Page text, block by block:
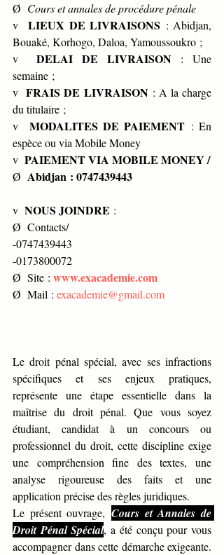
Ø Cours et annales de procédure pénale
v LIEUX DE LIVRAISONS : Abidjan,
Bouaké, Korhogo, Daloa, Yamoussoukro ;
v DELAI DE LIVRAISON : Une
semaine ;
v FRAIS DE LIVRAISON : A la charge
du titulaire ;
v MODALITES DE PAIEMENT : En
espèce ou via Mobile Money
v PAIEMENT VIA MOBILE MONEY /
Ø Abidjan : 0747439443
v NOUS JOINDRE :
Ø  Contacts/
-0747439443
-0173800072
Ø  Site : www.exacademie.com
Ø  Mail : exacademie@gmail.com
Le droit pénal spécial, avec ses infractions
spécifiques et ses enjeux pratiques,
représente une étape essentielle dans la
maîtrise du droit pénal. Que vous soyez
étudiant, candidat à un concours ou
professionnel du droit, cette discipline exige
une compréhension fine des textes, une
analyse rigoureuse des faits et une
application précise des règles juridiques.
Le présent ouvrage, Cours et Annales de
Droit Pénal Spécial, a été conçu pour vous
accompagner dans cette démarche exigeante.